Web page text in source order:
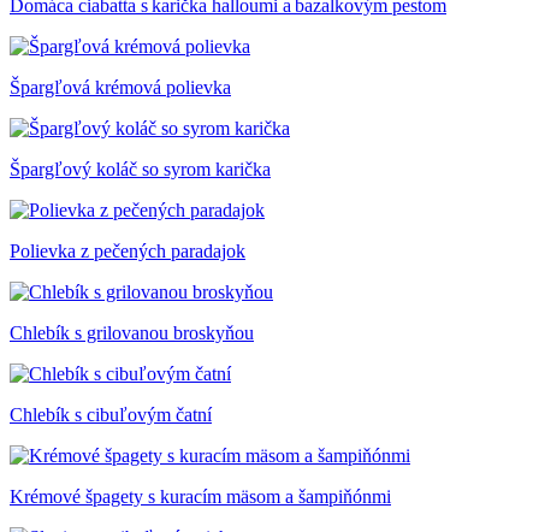
Domáca ciabatta s karička halloumi a bazalkovým pestom
Špargľová krémová polievka
Špargľový koláč so syrom karička
Polievka z pečených paradajok
Chlebík s grilovanou broskyňou
Chlebík s cibuľovým čatní
Krémové špagety s kuracím mäsom a šampiňónmi